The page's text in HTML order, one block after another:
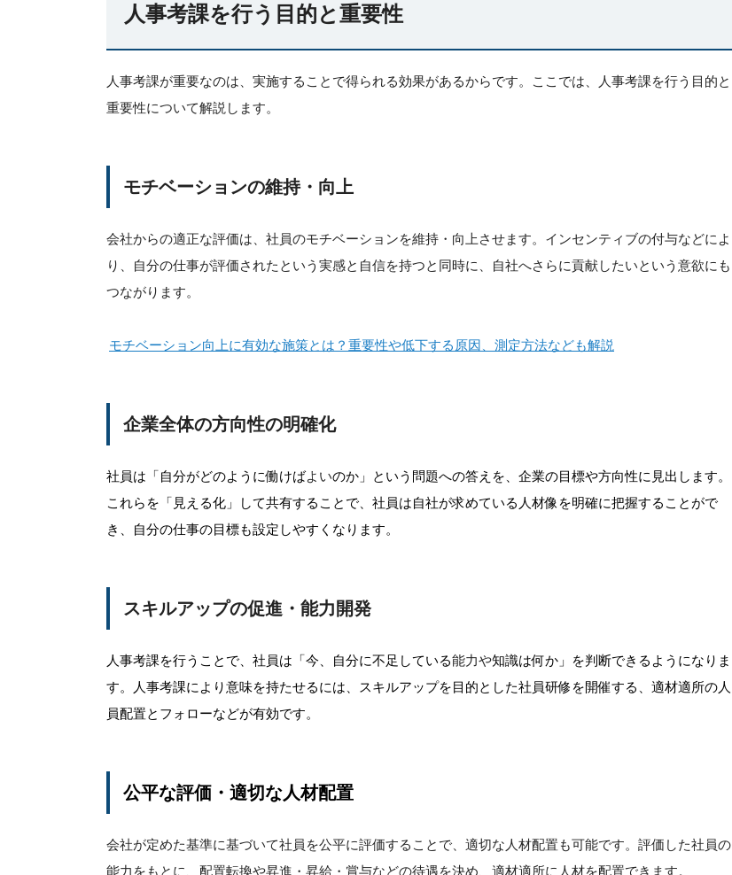
人事考課を行う目的と重要性
人事考課が重要なのは、実施することで得られる効果があるからです。ここでは、人事考課を行う目的と
重要性について解説します。
モチベーションの維持・向上
会社からの適正な評価は、社員のモチベーションを維持・向上させます。インセンティブの付与などによ
り、自分の仕事が評価されたという実感と自信を持つと同時に、自社へさらに貢献したいという意欲にも
つながります。
モチベーション向上に有効な施策とは？重要性や低下する原因、測定方法なども解説
企業全体の方向性の明確化
社員は「自分がどのように働けばよいのか」という問題への答えを、企業の目標や方向性に見出します。
これらを「見える化」して共有することで、社員は自社が求めている人材像を明確に把握することがで
き、自分の仕事の目標も設定しやすくなります。
スキルアップの促進・能力開発
人事考課を行うことで、社員は「今、自分に不足している能力や知識は何か」を判断できるようになりま
す。人事考課により意味を持たせるには、スキルアップを目的とした社員研修を開催する、適材適所の人
員配置とフォローなどが有効です。
公平な評価・適切な人材配置
会社が定めた基準に基づいて社員を公平に評価することで、適切な人材配置も可能です。評価した社員の
能力をもとに、配置転換や昇進・昇給・賞与などの待遇を決め、適材適所に人材を配置できます。